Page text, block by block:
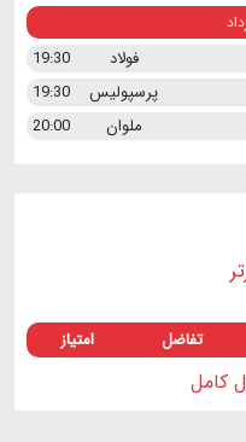
فولاد
19:30
پرسپولیس
19:30
ملوان 20:00
تفاضل امتیاز
کامل